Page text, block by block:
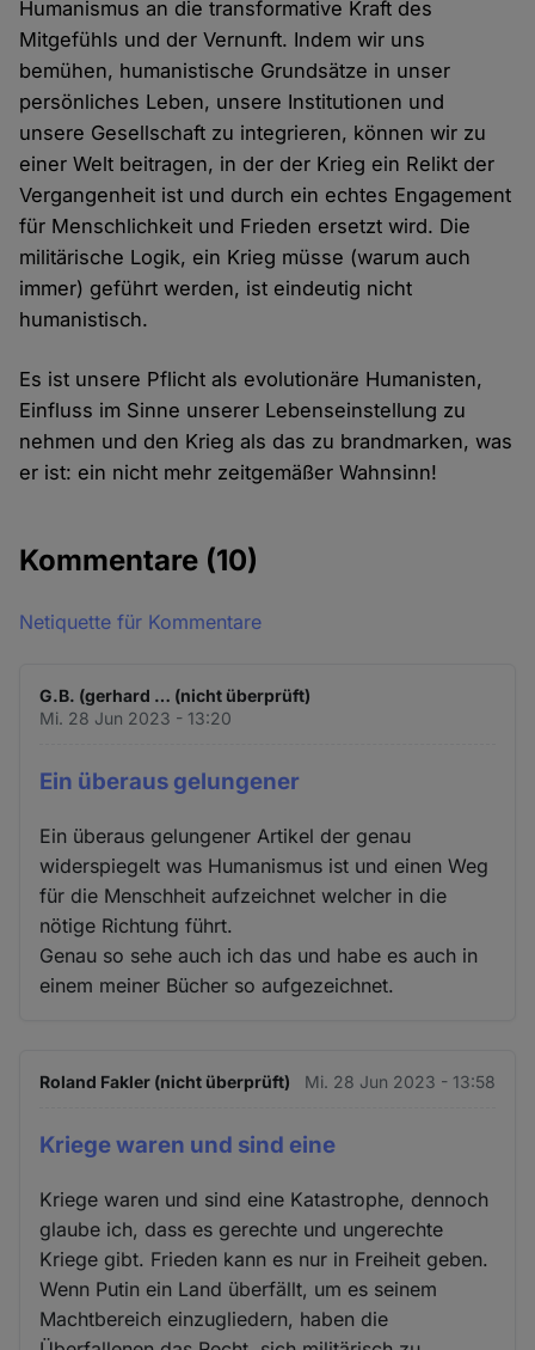
Humanismus an die transformative Kraft des
Mitgefühls und der Vernunft. Indem wir uns
bemühen, humanistische Grundsätze in unser
persönliches Leben, unsere Institutionen und
unsere Gesellschaft zu integrieren, können wir zu
einer Welt beitragen, in der der Krieg ein Relikt der
Vergangenheit ist und durch ein echtes Engagement
für Menschlichkeit und Frieden ersetzt wird. Die
militärische Logik, ein Krieg müsse (warum auch
immer) geführt werden, ist eindeutig nicht
humanistisch.
Es ist unsere Pflicht als evolutionäre Humanisten,
Einfluss im Sinne unserer Lebenseinstellung zu
nehmen und den Krieg als das zu brandmarken, was
er ist: ein nicht mehr zeitgemäßer Wahnsinn!
Kommentare (10)
Netiquette für Kommentare
G.B. (gerhard … (nicht überprüft)
Mi. 28 Jun 2023 - 13:20
Ein überaus gelungener
Ein überaus gelungener Artikel der genau
widerspiegelt was Humanismus ist und einen Weg
für die Menschheit aufzeichnet welcher in die
nötige Richtung führt.
Genau so sehe auch ich das und habe es auch in
einem meiner Bücher so aufgezeichnet.
Roland Fakler (nicht überprüft) Mi. 28 Jun 2023 - 13:58
Kriege waren und sind eine
Kriege waren und sind eine Katastrophe, dennoch
glaube ich, dass es gerechte und ungerechte
Kriege gibt. Frieden kann es nur in Freiheit geben.
Wenn Putin ein Land überfällt, um es seinem
Machtbereich einzugliedern, haben die